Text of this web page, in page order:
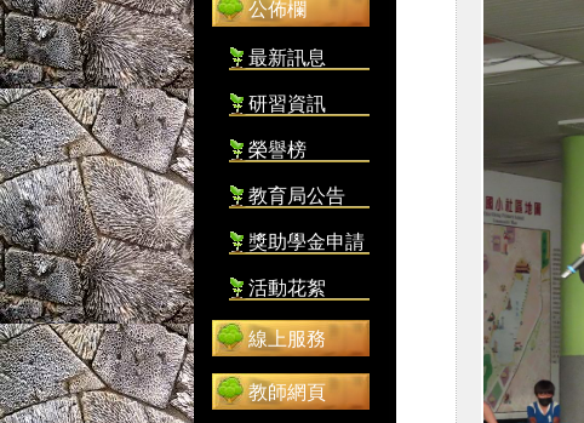
公佈欄
最新訊息
研習資訊
榮譽榜
教育局公告
獎助學金申請
活動花絮
線上服務
教師網頁